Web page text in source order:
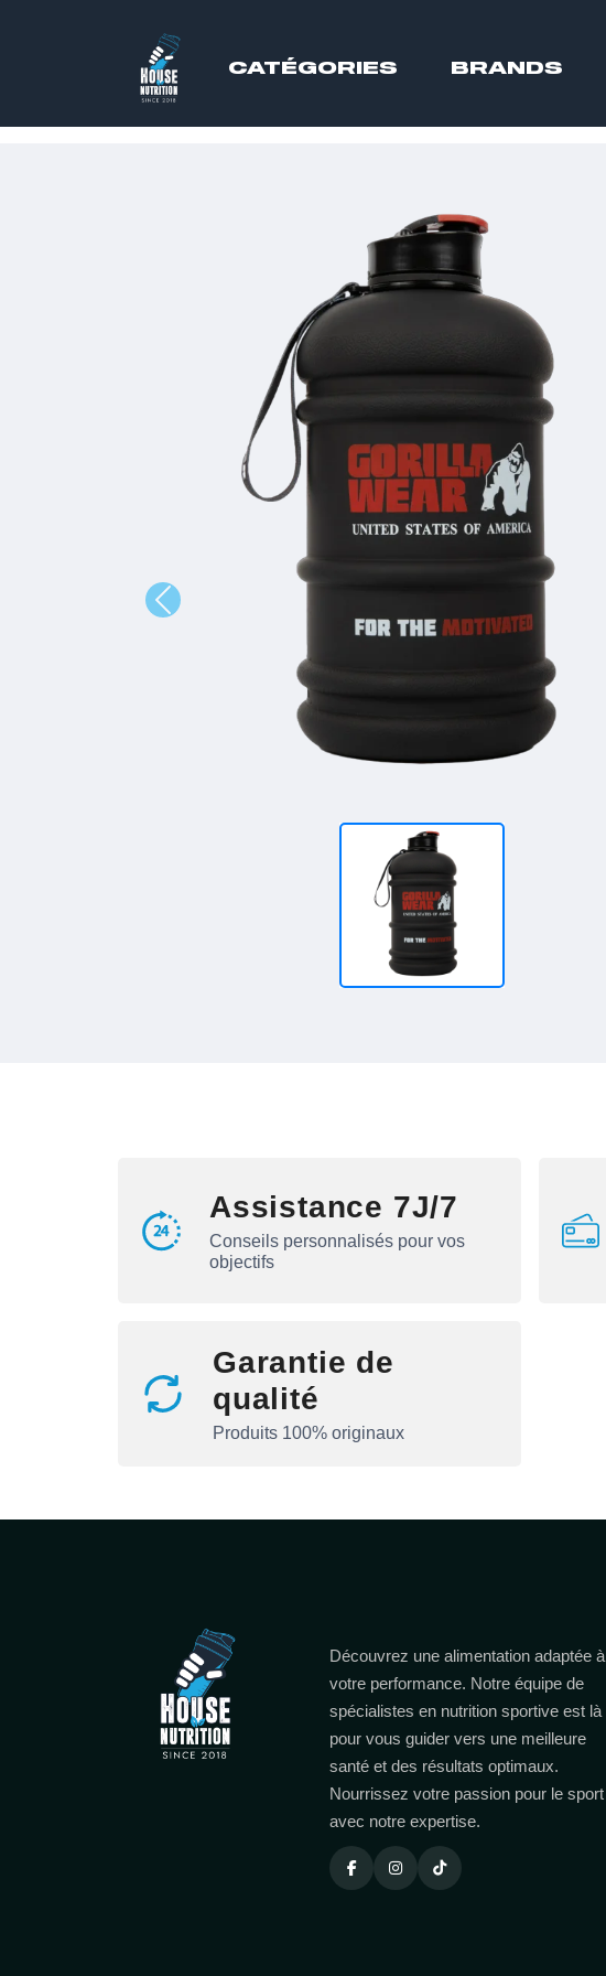
CATÉGORIES BRANDS
Assistance 7J/7
Conseils personnalisés pour vos
objectifs
Garantie de
qualité
Produits 100% originaux
Découvrez une alimentation adaptée à
votre performance. Notre équipe de
spécialistes en nutrition sportive est là
pour vous guider vers une meilleure
santé et des résultats optimaux.
Nourrissez votre passion pour le sport
avec notre expertise.